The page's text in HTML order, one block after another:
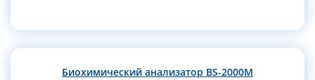
Биохимический анализатор BS-2000M